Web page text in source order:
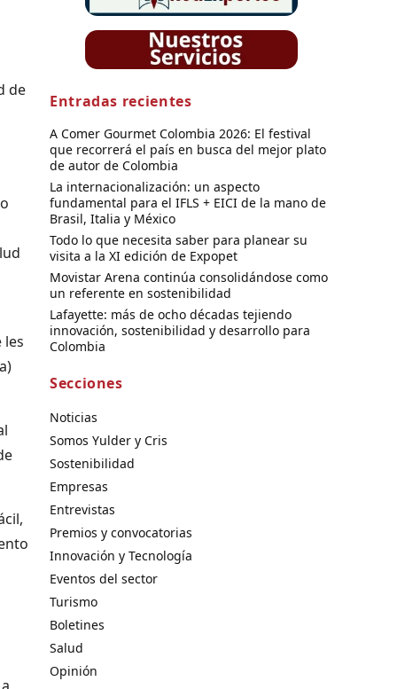
de
les
Entradas recientes
A Comer Gourmet Colombia 2026: El festival
que recorrerá el país en busca del mejor plato
de autor de Colombia
La internacionalización: un aspecto
fundamental para el IFLS + EICI de la mano de
Brasil, Italia y México
Todo lo que necesita saber para planear su
visita a la XI edición de Expopet
Movistar Arena continúa consolidándose como
un referente en sostenibilidad
Lafayette: más de ocho décadas tejiendo
innovación, sostenibilidad y desarrollo para
Colombia
Secciones
Noticias
Somos Yulder y Cris
Sostenibilidad
Empresas
Entrevistas
Premios y convocatorias
Innovación y Tecnología
Eventos del sector
Turismo
Boletines
Salud
Opinión